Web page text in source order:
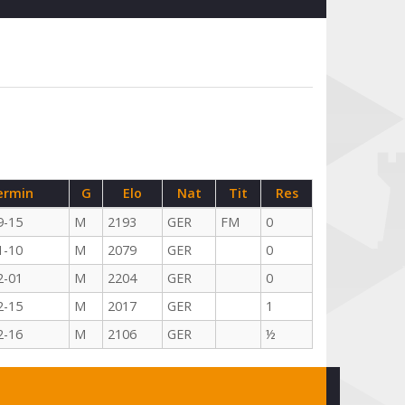
G Elo Nat Tit
Res
15
M 2193 GER FM
0
10
M 2079 GER
0
01
M 2204 GER
0
15
M 2017 GER
1
16
M 2106 GER ½